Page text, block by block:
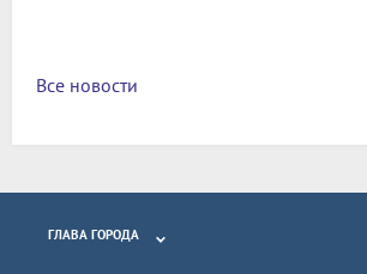
Все новости
ГЛАВА ГОРОДА